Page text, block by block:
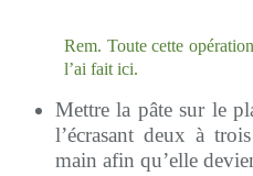
Rem. Toute cette
l’ai fait ici.
Mettre la pâte sur le
l’écrasant deux à
main afin qu’elle